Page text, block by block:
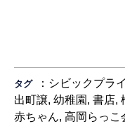
タグ ： シビックプラ
出町譲,幼稚園 ,書店,
赤ちゃん,高岡らっこ